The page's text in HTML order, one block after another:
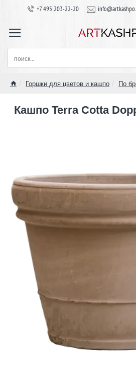
+7 495 203-22-20
поиск...
Горшки для цветов и кашпо По
Кашпо Terra Cotta